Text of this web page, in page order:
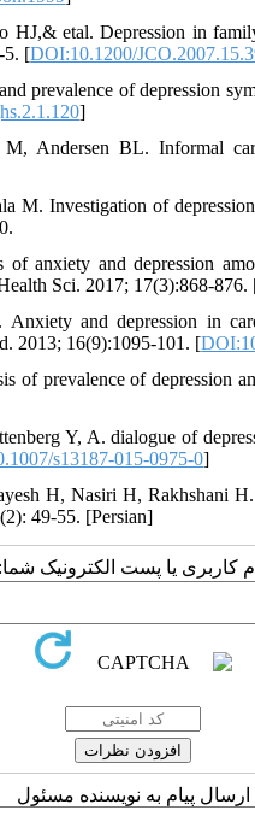
etal. Depression in
5. [DOI:10.1200/
prevalence of depression
]
Andersen BL. Informal
Investigation of
anxiety and depression
Sci. 2017; 17(3):868-876.
and depression in
2013; 16(9):1095-101. [
of prevalence of depression
Y, A. dialogue of
s13187-015-0975-0]
H, Nasiri H, Rakhshani
49-55. [Persian]
کاربری یا پست الکترونیک شما:
ارسال پیام به نویسنده مسئول